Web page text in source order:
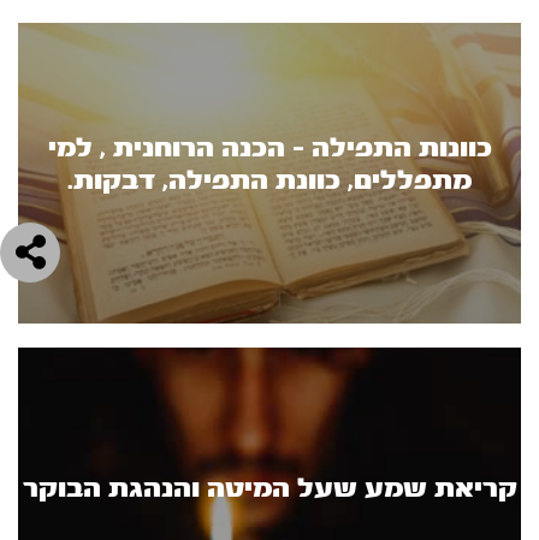
כוונות התפילה - הכנה הרוחנית , למי
מתפללים, כוונת התפילה, דבקות.
קריאת שמע שעל המיטה והנהגת הבוקר